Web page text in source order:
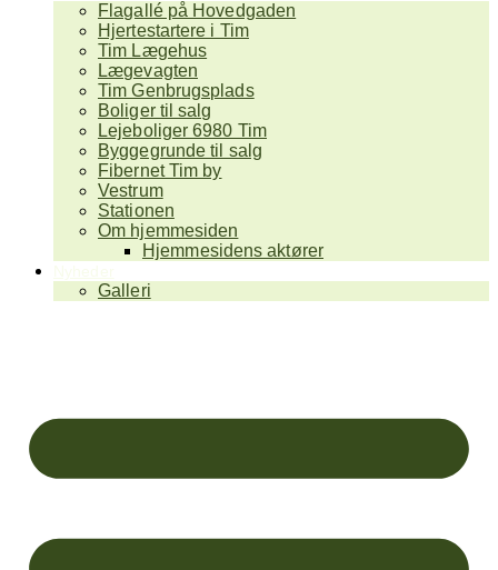
Flagallé på Hovedgaden
Hjertestartere i Tim
Tim Lægehus
Lægevagten
Tim Genbrugsplads
Boliger til salg
Lejeboliger 6980 Tim
Byggegrunde til salg
Fibernet Tim by
Vestrum
Stationen
Om hjemmesiden
Hjemmesidens aktører
Galleri